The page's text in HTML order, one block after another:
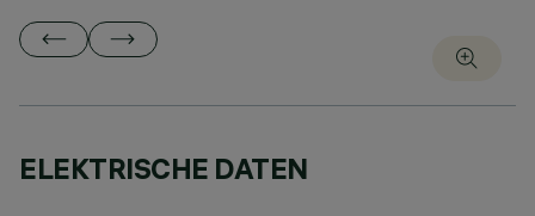
ELEKTRISCHE DATEN